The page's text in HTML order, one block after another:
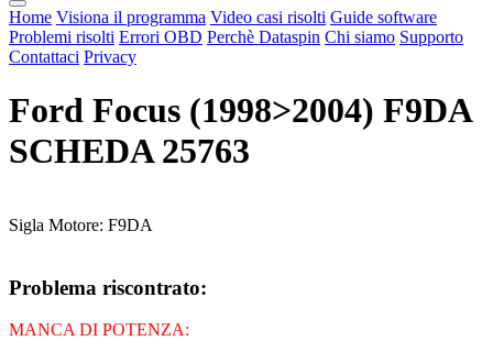
Home Visiona il programma Video casi risolti Guide software
Problemi risolti Errori OBD Perchè Dataspin Chi siamo Supporto
Contattaci Privacy
Ford Focus (1998>2004) F9DA
SCHEDA 25763
Sigla Motore: F9DA
Problema riscontrato:
MANCA DI POTENZA: